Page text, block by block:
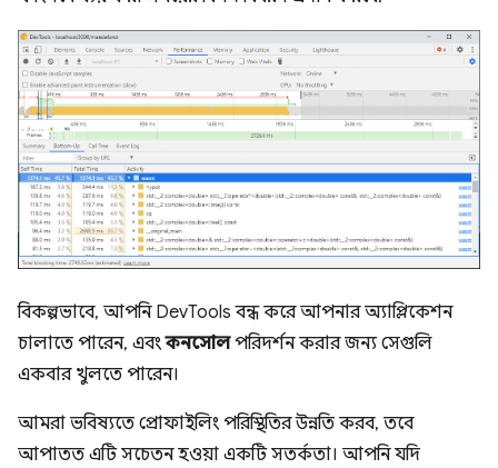
বিকল্পভাবে, আপনি DevTools বন্ধ করে আপনার অ্যাপ্লিকেশন
চালাতে পারেন, এবংকনসোলপরিদর্শন করার জন্য সেগুলি
একবার খুলতে পারেন।
আমরা ভবিষ্যতে প্রোফাইলিং পরিস্থিতির উন্নতি করব, তবে
আপাতত এটি সচেতন হওয়া একটি সতর্কতা। আপনি যদি